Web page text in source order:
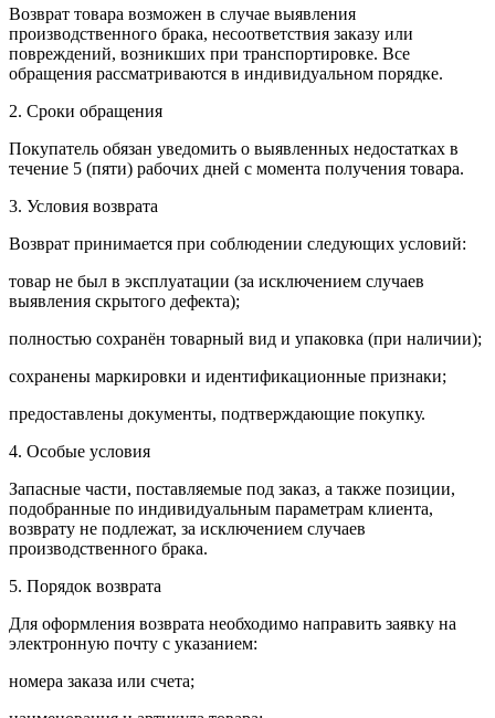
Возврат товара возможен в случае выявления
производственного брака, несоответствия заказу или
повреждений, возникших при транспортировке. Все
обращения рассматриваются в индивидуальном порядке.
2. Сроки обращения
Покупатель обязан уведомить о выявленных недостатках в
течение 5 (пяти) рабочих дней с момента получения товара.
3. Условия возврата
Возврат принимается при соблюдении следующих условий:
товар не был в эксплуатации (за исключением случаев
выявления скрытого дефекта);
полностью сохранён товарный вид и упаковка (при наличии);
сохранены маркировки и идентификационные признаки;
предоставлены документы, подтверждающие покупку.
4. Особые условия
Запасные части, поставляемые под заказ, а также позиции,
подобранные по индивидуальным параметрам клиента,
возврату не подлежат, за исключением случаев
производственного брака.
5. Порядок возврата
Для оформления возврата необходимо направить заявку на
электронную почту с указанием:
номера заказа или счета;